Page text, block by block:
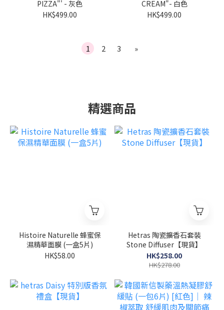
PIZZA"' - 灰色
HK$499.00
CREAM"- 白色
HK$499.00
1 2 3 »
精選商品
Histoire Naturelle 蜂蜜保
濕精華面膜 (一盒5片)
HK$58.00
Hetras 陶瓷擴香石套裝
Stone Diffuser【現貨】
HK$258.00
HK$278.00